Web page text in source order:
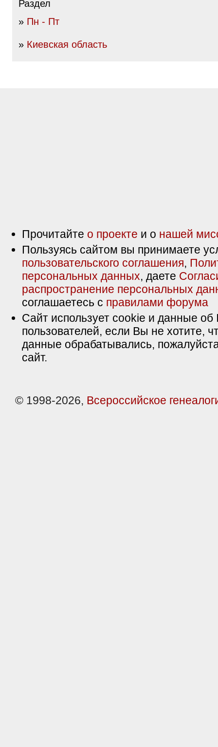
Раздел
» Пн - Пт
» Киевская область
Прочитайте о проекте и о нашей
Пользуясь сайтом вы принимаете
пользовательского соглашения,
персональных данных, даете
распространение персональных
соглашаетесь с правилами форума
Сайт использует cookie и данные об
пользователей, если Вы не хотите,
данные обрабатывались,
сайт.
© 1998-2026, Всероссийское